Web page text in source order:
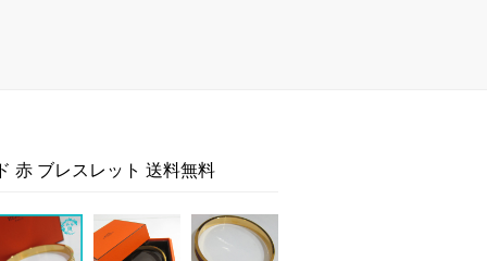
赤 ブレスレット 送料無料